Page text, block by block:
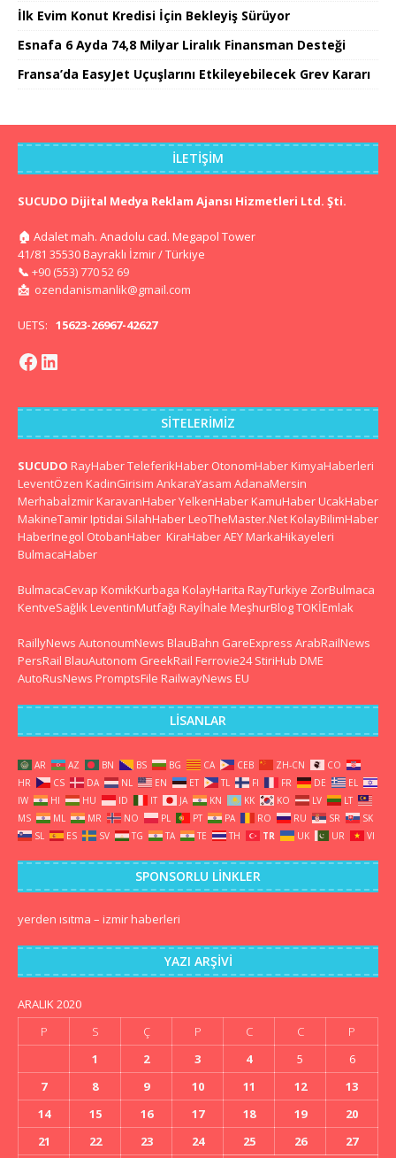
İlk Evim Konut Kredisi İçin Bekleyiş Sürüyor
Esnafa 6 Ayda 74,8 Milyar Liralık Finansman Desteği
Fransa’da EasyJet Uçuşlarını Etkileyebilecek Grev Kararı
İLETIŞIM
SUCUDO Dijital Medya Reklam Ajansı Hizmetleri Ltd. Şti.
🏠 Adalet mah. Anadolu cad. Megapol Tower
41/81 35530 Bayraklı İzmir / Türkiye
📞 +90 (553) 770 52 69
📩 ozendanismanlik@gmail.com
UETS: 15623-26967-42627
SITELERIMIZ
SUCUDO RayHaberTeleferikHaber OtonomHaber KimyaHaberleri
LeventÖzen KadinGirisim AnkaraYasam AdanaMersin
Merhabaİzmir KaravanHaberYelkenHaber KamuHaber UcakHaber
MakineTamir Iptidai SilahHaber LeoTheMaster.Net KolayBilimHaber
HaberInegol OtobanHaber KiraHaberAEY MarkaHikayeleri
BulmacaHaber
BulmacaCevap KomikKurbaga KolayHarita RayTurkiye ZorBulmaca
KentveSağlık LeventinMutfağı Rayİhale MeşhurBlogTOKİEmlak
RaillyNews AutonoumNews BlauBahn GareExpress ArabRailNews
PersRail BlauAutonom GreekRail Ferrovie24 StiriHub DME
AutoRusNews PromptsFile RailwayNews EU
LISANLAR
AR AZ BN BS BG CA CEB ZH-CN
CO
HR
CS DA NL EN ET TL FI FR DE
EL
IW
HI HU ID IT JA KN KK KO LV
LT
MS
ML MR NO PL PT PA RO RU SR
SK
SL
ES SV TG TA TE TH TR UK UR VI
SPONSORLU LINKLER
yerden ısıtma – izmir haberleri
YAZI ARŞIVI
ARALIK 2020
P
S Ç P C C
P
1
2 3 4 5
6
7
8 9 10 11 12
13
14
15 16 17 18 19
20
21
22 23 24 25 26 27